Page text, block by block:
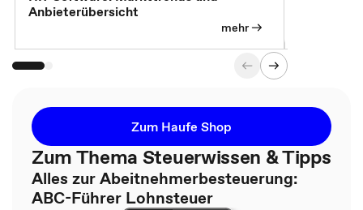
Anbieterübersicht
mehr
Zum Haufe Shop
Zum Thema Steuerwissen & Tipps
Alles zur Abeitnehmerbesteuerung:
ABC-Führer Lohnsteuer